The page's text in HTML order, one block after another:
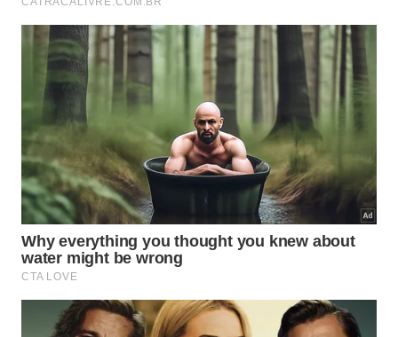
Evitar queimar açúcar e molhos diretamente
sobre a mesa;
Secar bem grades e queimadores após a
lavagem, prevenindo ferrugem;
Não cobrir queimadores com papel alumínio que
bloqueie a saída de gás;
Verificar regularmente se os furos dos
queimadores estão desobstruídos.